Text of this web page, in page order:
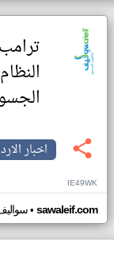
اخبار
IE49WK
• sawaleif.com